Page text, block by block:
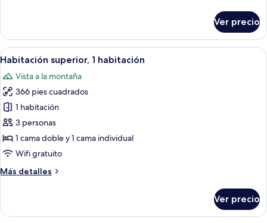
familiar
Ver precio
Abrir
todas
las
fotos
de
Habitación
superior,
1
habitación
Habitación de hotel con cama,
6
Habitación superior, 1 habitación
Vista a la montaña
366 pies cuadrados
1 habitación
3 personas
1 cama doble y 1 cama individual
Wifi gratuito
Más detalles
Más
superior,
Ver precio